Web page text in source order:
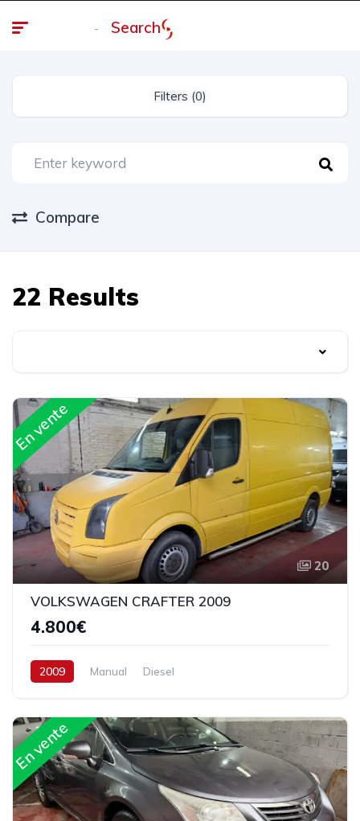
Homepage Search
Filters (0)
Compare
22 Results
En vente
20
VOLKSWAGEN CRAFTER 2009
4.800€
2009 Manual Diesel
En vente